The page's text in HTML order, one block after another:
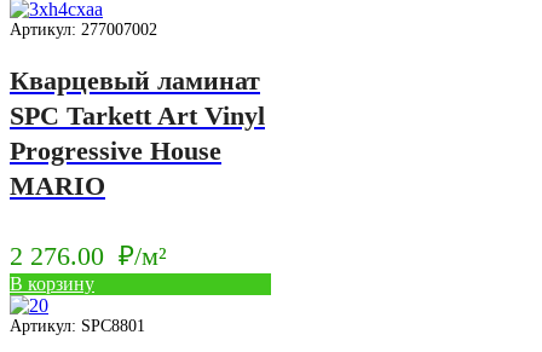
Артикул: 277007002
Кварцевый ламинат
SPC Tarkett Art Vinyl
Progressive House
MARIO
2 276.00 ₽/м²
В корзину
Артикул: SPC8801